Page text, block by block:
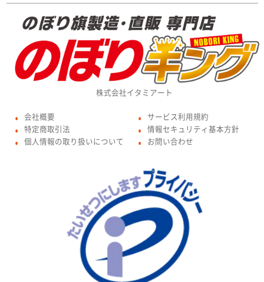
株式会社イタミアート
● 会社概要
● 特定商取引法
● 個人情報の取り扱いについて
● サービス利用規約
● 情報セキュリティ基本方針
● お問い合わせ